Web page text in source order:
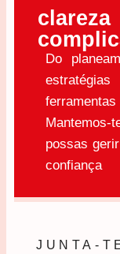
Do
possas
confiança
JUNTA-